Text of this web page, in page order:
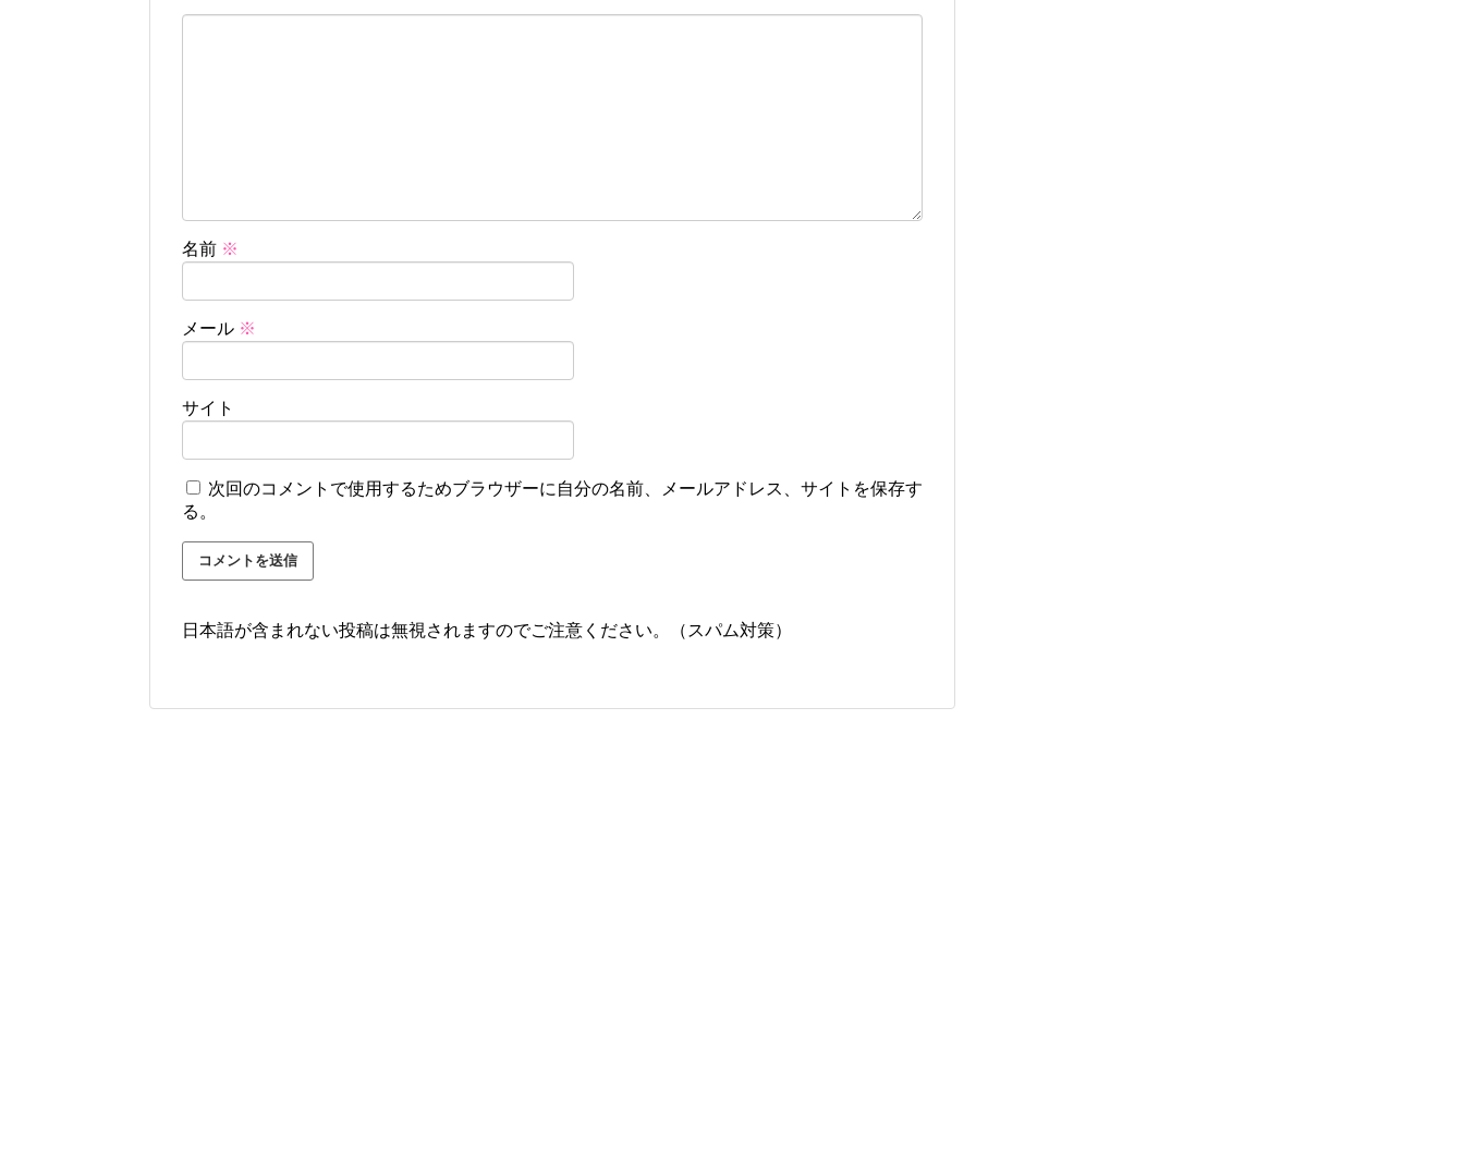
名前 ※
メール ※
サイト
次回のコメントで使用するためブラウザーに自分の名前、メールアドレス、サイトを保存す
る。
日本語が含まれない投稿は無視されますのでご注意ください。（スパム対策）